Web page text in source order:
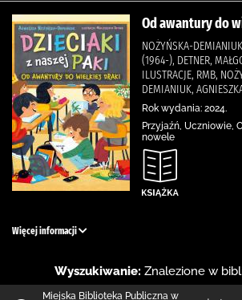
Od awantury do
NOŻYŃSKA-
(1964-), DETNER,
ILUSTRACJE, RMB,
DEMIANIUK,
Rok wydania: 2024.
Przyjaźń, Uczniowie,
nowele
Więcej informacji
Wyszukiwanie: Znalezione w
Miejska Biblioteka Publiczna w